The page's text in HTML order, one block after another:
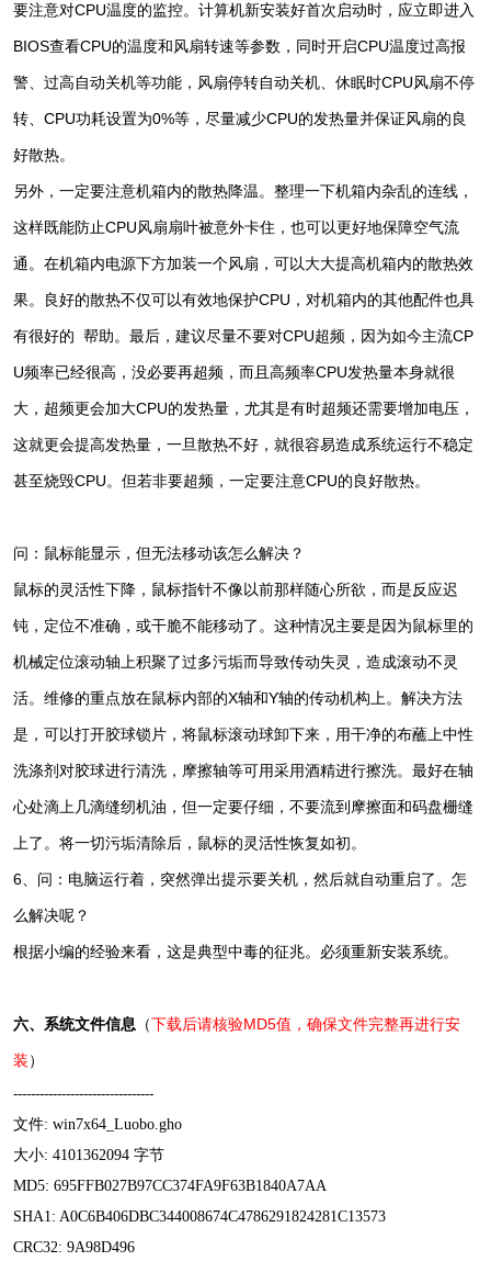
要注意对CPU温度的监控。计算机新安装好首次启动时，应立即进入
BIOS查看CPU的温度和风扇转速等参数，同时开启CPU温度过高报
警、过高自动关机等功能，风扇停转自动关机、休眠时CPU风扇不停
转、CPU功耗设置为0%等，尽量减少CPU的发热量并保证风扇的良
好散热。
另外，一定要注意机箱内的散热降温。整理一下机箱内杂乱的连线，
这样既能防止CPU风扇扇叶被意外卡住，也可以更好地保障空气流
通。在机箱内电源下方加装一个风扇，可以大大提高机箱内的散热效
果。良好的散热不仅可以有效地保护CPU，对机箱内的其他配件也具
有很好的 帮助。最后，建议尽量不要对CPU超频，因为如今主流CP
U频率已经很高，没必要再超频，而且高频率CPU发热量本身就很
大，超频更会加大CPU的发热量，尤其是有时超频还需要增加电压，
这就更会提高发热量，一旦散热不好，就很容易造成系统运行不稳定
甚至烧毁CPU。但若非要超频，一定要注意CPU的良好散热。
问：鼠标能显示，但无法移动该怎么解决？
鼠标的灵活性下降，鼠标指针不像以前那样随心所欲，而是反应迟
钝，定位不准确，或干脆不能移动了。这种情况主要是因为鼠标里的
机械定位滚动轴上积聚了过多污垢而导致传动失灵，造成滚动不灵
活。维修的重点放在鼠标内部的X轴和Y轴的传动机构上。解决方法
是，可以打开胶球锁片，将鼠标滚动球卸下来，用干净的布蘸上中性
洗涤剂对胶球进行清洗，摩擦轴等可用采用酒精进行擦洗。最好在轴
心处滴上几滴缝纫机油，但一定要仔细，不要流到摩擦面和码盘栅缝
上了。将一切污垢清除后，鼠标的灵活性恢复如初。
6、问：电脑运行着，突然弹出提示要关机，然后就自动重启了。怎
么解决呢？
根据小编的经验来看，这是典型中毒的征兆。必须重新安装系统。
六、系统文件信息 （下载后请核验MD5值，确保文件完整再进行安
装）
--------------------------------
文件: win7x64_Luobo.gho
大小: 4101362094 字节
MD5: 695FFB027B97CC374FA9F63B1840A7AA
SHA1: A0C6B406DBC344008674C4786291824281C13573
CRC32: 9A98D496